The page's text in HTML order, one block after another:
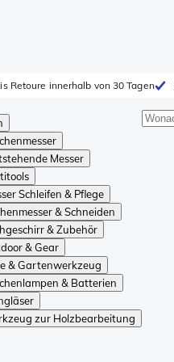
Retoure innerhalb von 30 Tagen
Messer
Schleifen & Pflege
& Schneiden
& Zubehör
& Gear
& Gartenwerkzeug
& Batterien
zur Holzbearbeitung